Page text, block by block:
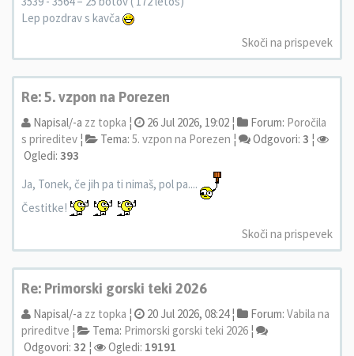
Lep pozdrav s kavča
Skoči na prispevek
Re: 5. vzpon na Porezen
Napisal/-a zz topka ¦ 26 Jul 2026, 19:02 ¦ Forum: Poročila
s prireditev ¦ Tema: 5. vzpon na Porezen ¦ Odgovori: 3 ¦
Ogledi: 393
Ja, Tonek, če jih pa ti nimaš, pol pa....
Čestitke!
Skoči na prispevek
Re: Primorski gorski teki 2026
Napisal/-a zz topka ¦ 20 Jul 2026, 08:24 ¦ Forum: Vabila na
prireditve ¦ Tema: Primorski gorski teki 2026 ¦
Odgovori: 32 ¦ Ogledi: 19191